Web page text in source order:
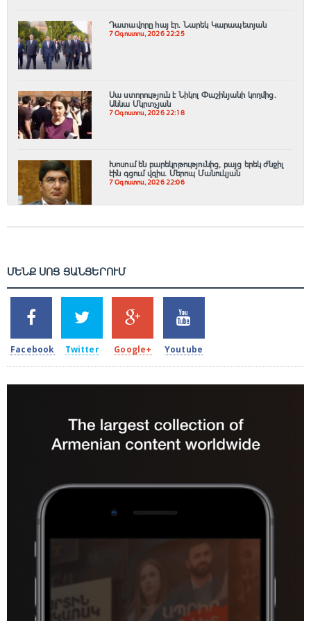
Դատավորը հայ էր․ Նարեկ Կարապետյան
7 Օգոստոս, 2026 22:25
Սա ստորություն է Նիկոլ Փաշինյանի կողմից․
Աննա Մկրտչյան
7 Օգոստոս, 2026 22:18
Խոսում են բարեկրթությունից, բայց երեկ ժնջիլ
էին գցում վզիս. Մերոպ Մանուկյան
7 Օգոստոս, 2026 22:06
ՄԵՆՔ ՍՈՑ ՑԱՆՑԵՐՈՒՄ
2k
SHARES
Facebook
1.5k
TWEETS
Twitter
203
SHARES
Google+
620
SHARES
Youtube